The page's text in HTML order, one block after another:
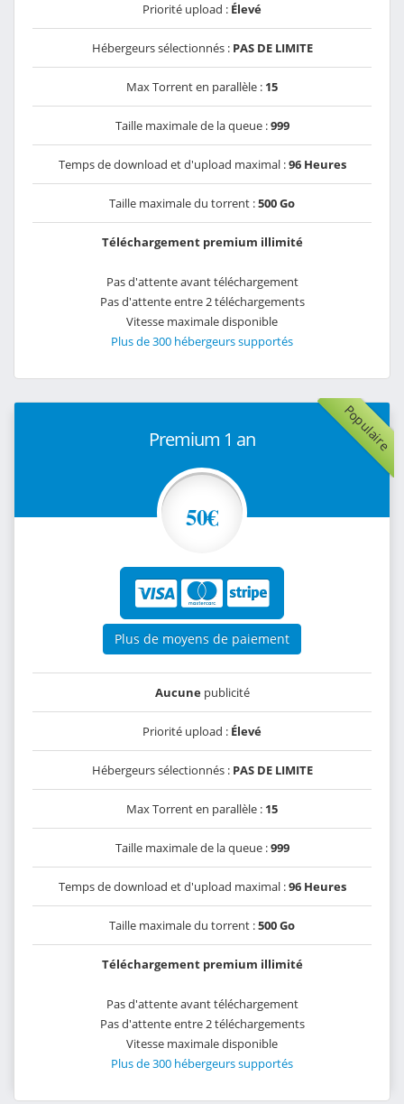
Priorité upload : Élevé
Hébergeurs sélectionnés : PAS DE LIMITE
Max Torrent en parallèle : 15
Taille maximale de la queue :999
Temps de download et d'upload maximal :96 Heures
Taille maximale du torrent :500 Go
Téléchargement premium illimité
Pas d'attente avant téléchargement
Pas d'attente entre 2 téléchargements
Vitesse maximale disponible
Plus de 300 hébergeurs supportés
Populaire
Premium 1 an
50€
Plus de moyens de paiement
Aucunepublicité
Priorité upload : Élevé
Hébergeurs sélectionnés : PAS DE LIMITE
Max Torrent en parallèle : 15
Taille maximale de la queue :999
Temps de download et d'upload maximal :96 Heures
Taille maximale du torrent :500 Go
Téléchargement premium illimité
Pas d'attente avant téléchargement
Pas d'attente entre 2 téléchargements
Vitesse maximale disponible
Plus de 300 hébergeurs supportés